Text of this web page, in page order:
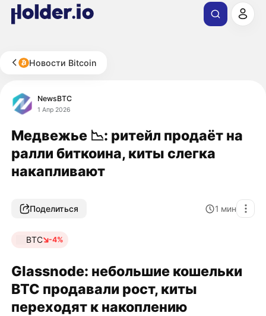
Новости Bitcoin
NewsBTC
1 Апр 2026
Медвежье 📉: ритейл продаёт на
ралли биткоина, киты слегка
накапливают
Поделиться 1 мин
BTC -4%
Glassnode: небольшие кошельки
BTC продавали рост, киты
переходят к накоплению